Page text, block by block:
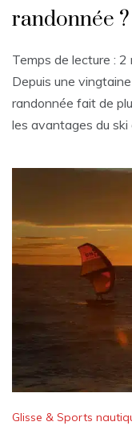
randonnée ?
Temps de lecture : 2
Depuis une
randonnée fait de
les avantages du ski
Glisse & Sports